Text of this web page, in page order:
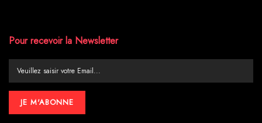
Pour recevoir la Newsletter